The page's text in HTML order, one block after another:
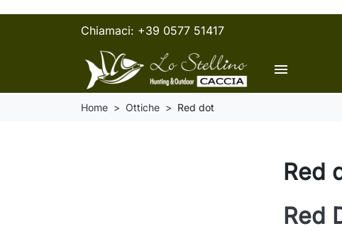
Chiamaci: +39 0577 51417
menu
Home Ottiche Red dot
Red
Red